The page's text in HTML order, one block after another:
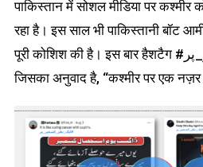
पाकिस्तान में सोशल मीडिया पर कश्मीर
रहा है। इस साल भी पाकिस्तानी बॉट
पूरी कोशिश की है। इस बार हैशटैग #ایکنظرکشمیر_پر चलाया गया,
जिसका अनुवाद है, “कश्मीर पर एक नज़र